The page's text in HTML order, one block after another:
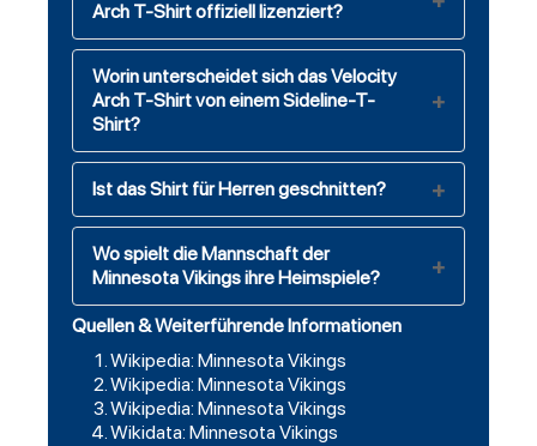
Arch T-Shirt offiziell lizenziert?
Worin unterscheidet sich das Velocity
Arch T-Shirt von einem Sideline-T-
Shirt?
Ist das Shirt für Herren geschnitten?
Wo spielt die Mannschaft der
Minnesota Vikings ihre Heimspiele?
Quellen & Weiterführende Informationen
Wikipedia: Minnesota Vikings
Wikipedia: Minnesota Vikings
Wikipedia: Minnesota Vikings
Wikidata: Minnesota Vikings